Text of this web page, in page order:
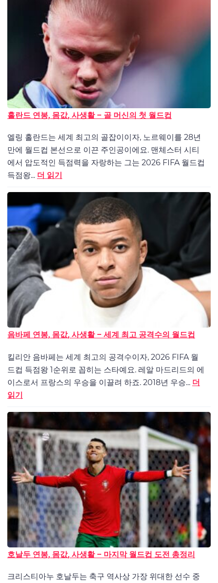
홀란드 연봉, 몸값, 사생활 – 골 머신의 첫 월드컵
엘링 홀란드는 세계 최고의 골잡이이자, 노르웨이를 28년
만에 월드컵 본선으로 이끈 주인공이에요. 맨체스터 시티
에서 압도적인 득점력을 자랑하는 그는 2026 FIFA 월드컵
득점왕... 더 읽기
음바페 연봉, 몸값, 사생활 – 세계 최고 공격수의 월드컵
킬리안 음바페는 세계 최고의 공격수이자, 2026 FIFA 월
드컵 득점왕 1순위로 꼽히는 스타예요. 레알 마드리드의 에
이스로서 프랑스의 우승을 이끌려 하죠. 2018년 우승... 더
읽기
호날두 연봉, 몸값, 사생활 – 마지막 월드컵 도전 총정리
크리스티아누 호날두는 축구 역사상 가장 위대한 선수 중